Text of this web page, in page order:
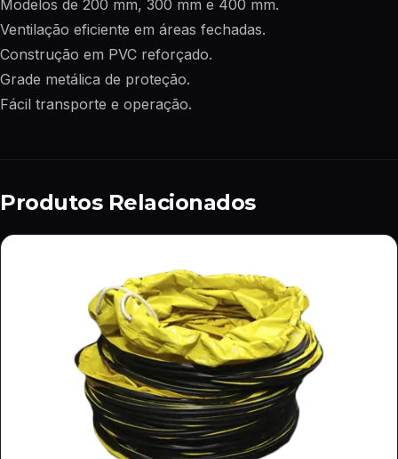
Modelos de 200 mm, 300 mm e 400 mm.
Ventilação eficiente em áreas fechadas.
Construção em PVC reforçado.
Grade metálica de proteção.
Fácil transporte e operação.
Produtos Relacionados